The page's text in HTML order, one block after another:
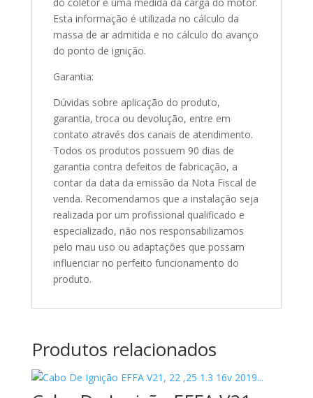
Esta informação é utilizada no cálculo da
massa de ar admitida e no cálculo do avanço
do ponto de ignição.
Garantia:
Dúvidas sobre aplicação do produto,
garantia, troca ou devolução, entre em
contato através dos canais de atendimento.
Todos os produtos possuem 90 dias de
garantia contra defeitos de fabricação, a
contar da data da emissão da Nota Fiscal de
venda. Recomendamos que a instalação seja
realizada por um profissional qualificado e
especializado, não nos responsabilizamos
pelo mau uso ou adaptações que possam
influenciar no perfeito funcionamento do
produto.
Produtos relacionados